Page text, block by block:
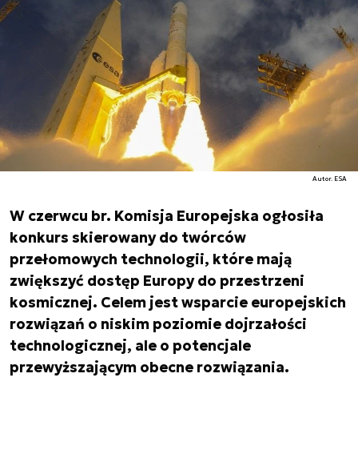
Autor. ESA
W czerwcu br. Komisja Europejska ogłosiła
konkurs skierowany do twórców
przełomowych technologii, które mają
zwiększyć dostęp Europy do przestrzeni
kosmicznej. Celem jest wsparcie europejskich
rozwiązań o niskim poziomie dojrzałości
technologicznej, ale o potencjale
przewyższającym obecne rozwiązania.